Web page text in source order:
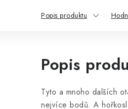
Popis produktu
Popis
Tyto a mnoho dalších
nejvíce bodů. A